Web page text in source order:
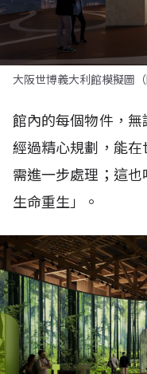
大阪世博義大利館模擬圖
館內的每個物件，
經過精心規劃，能
需進一步處理；這
生命重生」。